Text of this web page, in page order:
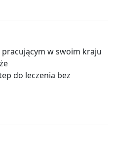
pracującym w swoim kraju
do leczenia bez